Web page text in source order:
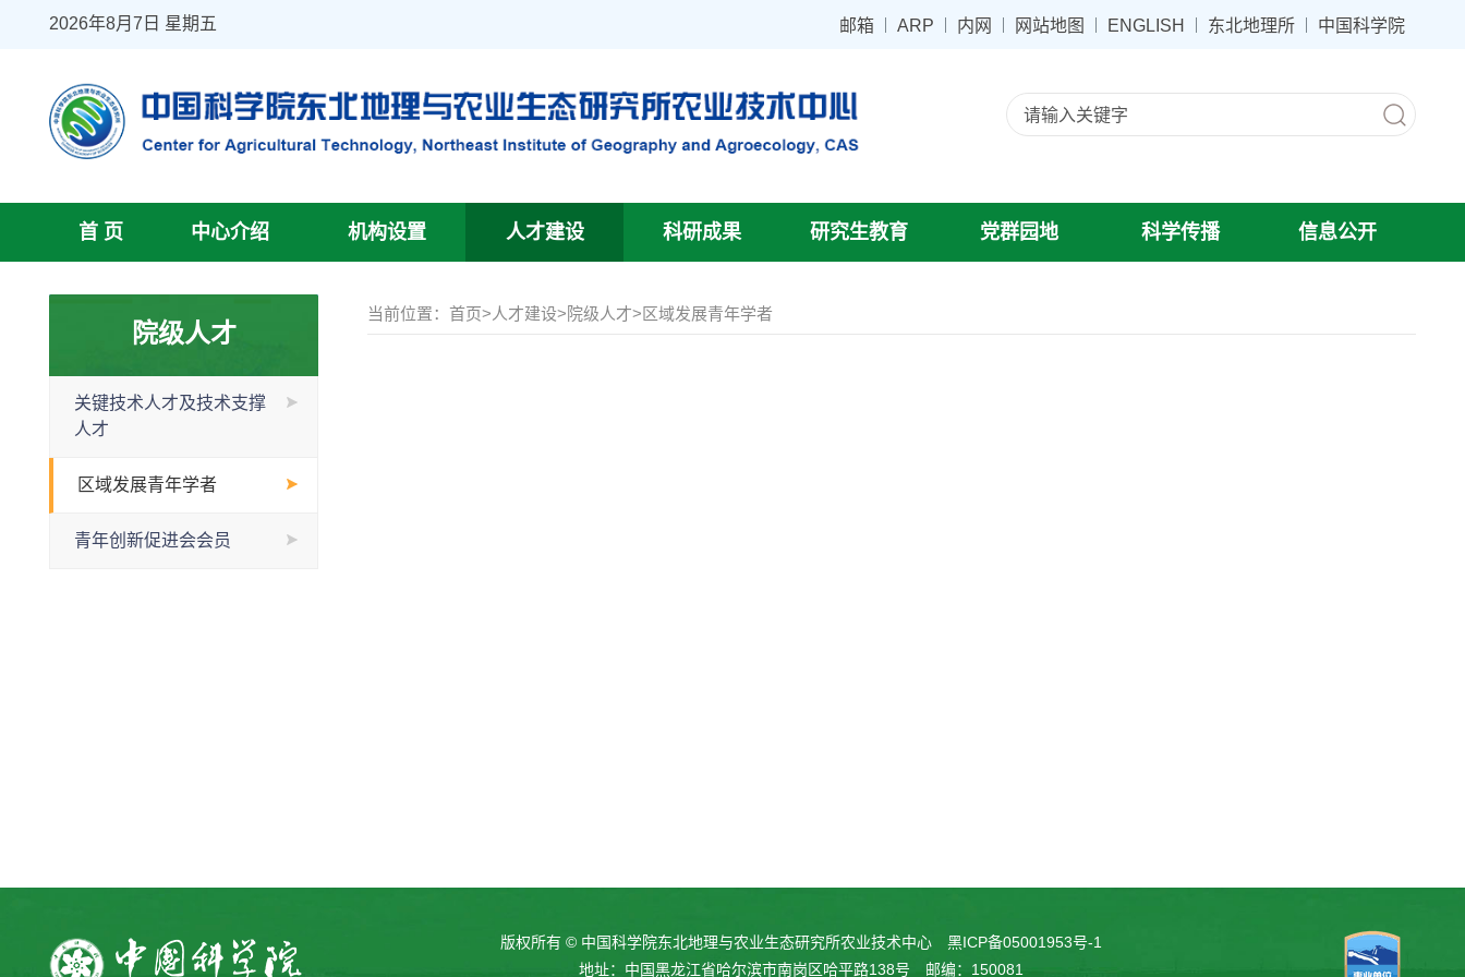
2026年8月7日 星期五 邮箱 ARP 内网 网站地图 ENGLISH 东北地理所 中国科学院
首 页 中心介绍 机构设置 人才建设 科研成果 研究生教育 党群园地 科学传播 信息公开
院级人才
关键技术人才及技术支撑
人才
区域发展青年学者
青年创新促进会会员
当前位置： 首页> 人才建设> 院级人才>区域发展青年学者
版权所有 © 中国科学院东北地理与农业生态研究所农业技术中心 黑ICP备05001953号-1
地址：中国黑龙江省哈尔滨市南岗区哈平路138号 邮编：150081